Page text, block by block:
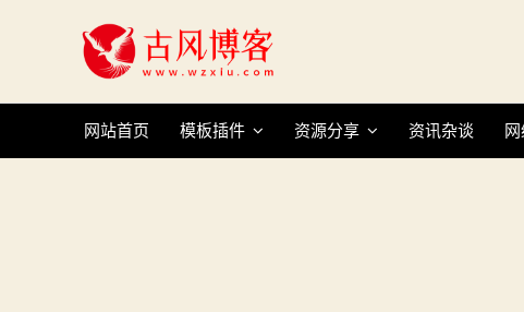
网站首页 模板插件 资源分享 资讯杂谈